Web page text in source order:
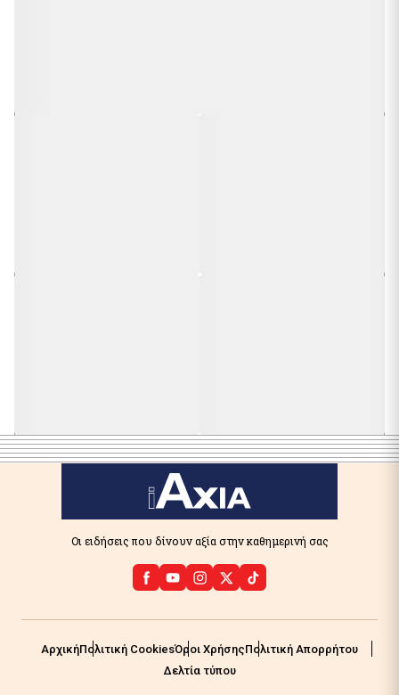
Οι ειδήσεις που δίνουν αξία στην καθημερινή σας
ΑρχικήΠολιτική CookiesΌροι ΧρήσηςΠολιτική Απορρήτου
Δελτία τύπου